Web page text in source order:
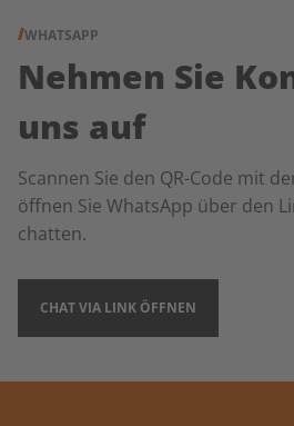
WHATSAPP
Nehmen Sie
uns auf
Scannen Sie den QR-Code mit
öffnen Sie WhatsApp über den
chatten.
CHAT VIA LINK ÖFFNEN